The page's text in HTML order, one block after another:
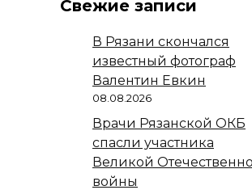
Свежие записи
В Рязани скончался
известный фотограф
Валентин Евкин
08.08.2026
Врачи Рязанской ОКБ
спасли участника
Великой
войны